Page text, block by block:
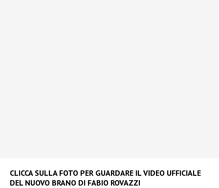
CLICCA SULLA FOTO PER GUARDARE IL VIDEO UFFICIALE
DEL NUOVO BRANO DI FABIO ROVAZZI